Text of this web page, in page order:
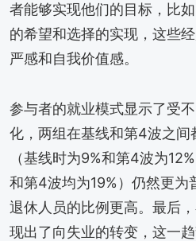
者能够实现他们的目标，比
的希望和选择的实现，这些
严感和自我价值感。
参与者的就业模式显示了受
化，两组在基线和第4波之间
（基线时为9%和第4波为
和第4波均为19%）仍然更为
退休人员的比例更高。最后
现出了向失业的转变，这一